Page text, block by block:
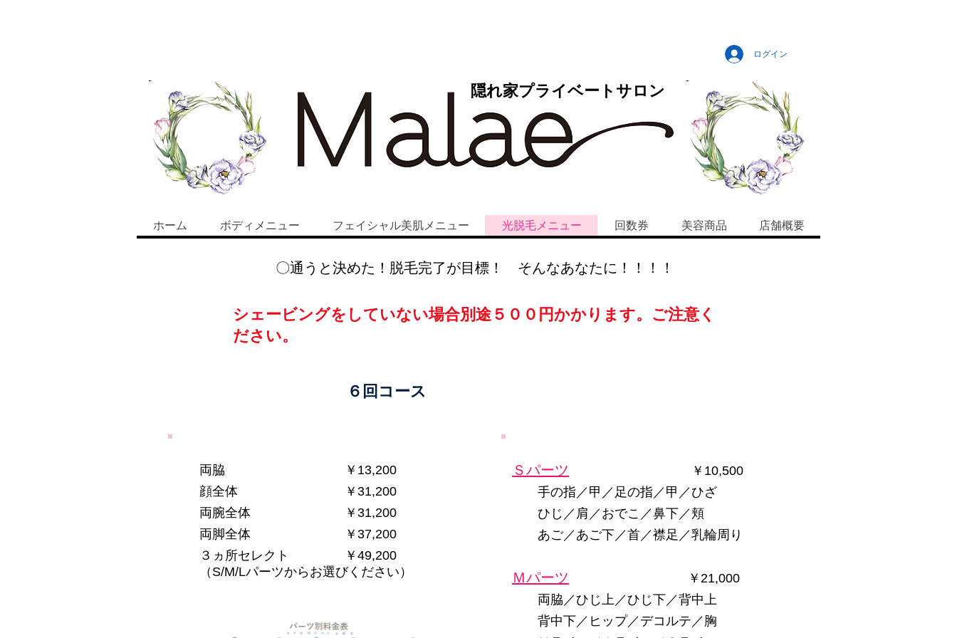
隠れ家プライベートサロン
ログイン
ホーム ボディメニュー フェイシャル美肌メニュー 光脱毛メニュー 回数券 美容商品 店舗概要
​〇通うと決めた！脱毛完了が目標！ そんなあなたに！！！！
​シェービングをしていない場合別途５００円かかります。ご注意く
ださい。
６回コース
両脇
顔全体
両腕全体
両脚全体
３ ヵ所セレクト
（S/M/Lパーツからお選びください）
￥13,200
￥31,200
￥31,200
￥37,200
￥49,200
Ｓパーツ ￥10,500
手の指／甲／足の指／甲／ひざ
ひじ ／肩／ おでこ／鼻下／頬
あご／あご下／首／襟足／乳輪周り
Ｍパーツ ￥21,000
両脇／ひじ上／ひじ下／背中上
背中下／ヒップ／デコルテ／胸